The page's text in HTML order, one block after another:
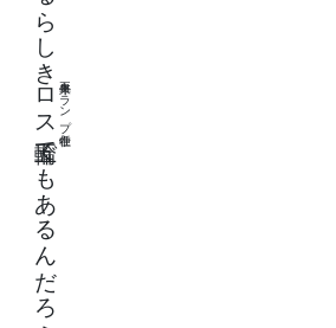
ロス五輪再来年トランプ在任中
でもあるんだろうか